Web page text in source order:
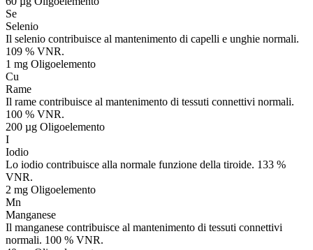
Se
Selenio
Il selenio contribuisce al mantenimento di capelli e unghie normali.
109 % VNR.
1 mg Oligoelemento
Cu
Rame
Il rame contribuisce al mantenimento di tessuti connettivi normali.
100 % VNR.
200 µg Oligoelemento
I
Iodio
Lo iodio contribuisce alla normale funzione della tiroide. 133 %
VNR.
2 mg Oligoelemento
Mn
Manganese
Il manganese contribuisce al mantenimento di tessuti connettivi
normali. 100 % VNR.